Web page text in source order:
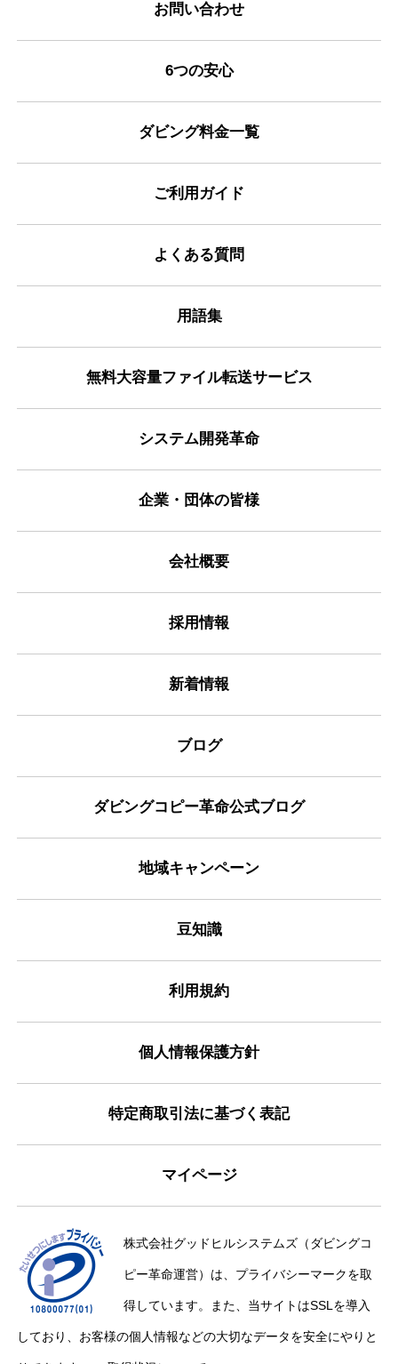
お問い合わせ
6つの安心
ダビング料金一覧
ご利用ガイド
よくある質問
用語集
無料大容量ファイル転送サービス
システム開発革命
企業・団体の皆様
会社概要
採用情報
新着情報
ブログ
ダビングコピー革命公式ブログ
地域キャンペーン
豆知識
利用規約
個人情報保護方針
特定商取引法に基づく表記
マイページ
株式会社グッドヒルシステムズ（ダビングコ
ピー革命運営）は、プライバシーマークを取
得しています。また、当サイトはSSLを導入
しており、お客様の個人情報などの大切なデータを安全にやりと